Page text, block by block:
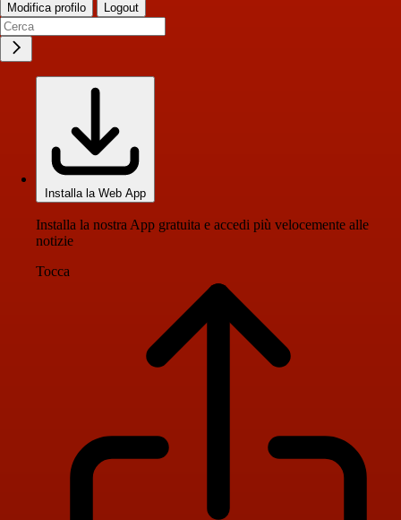
Modifica profilo Logout
Installa la Web App
Installa la nostra App gratuita e accedi più velocemente alle
notizie
Tocca